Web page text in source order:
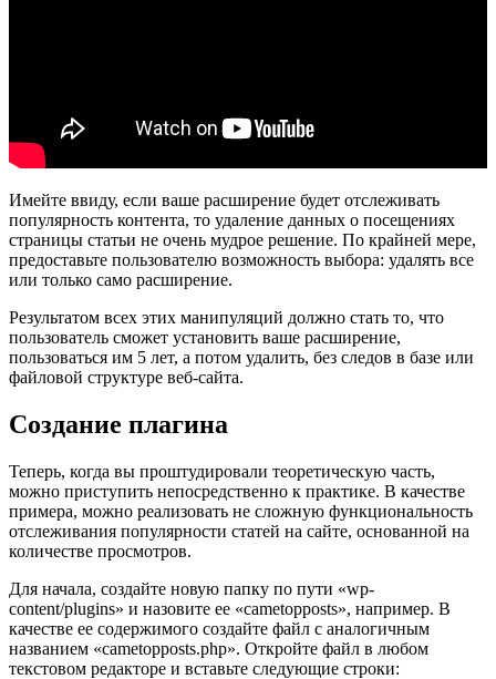
Имейте ввиду, если ваше расширение будет отслеживать
популярность контента, то удаление данных о посещениях
страницы статьи не очень мудрое решение. По крайней мере,
предоставьте пользователю возможность выбора: удалять все
или только само расширение.
Результатом всех этих манипуляций должно стать то, что
пользователь сможет установить ваше расширение,
пользоваться им 5 лет, а потом удалить, без следов в базе или
файловой структуре веб-сайта.
Создание плагина
Теперь, когда вы проштудировали теоретическую часть,
можно приступить непосредственно к практике. В качестве
примера, можно реализовать не сложную функциональность
отслеживания популярности статей на сайте, основанной на
количестве просмотров.
Для начала, создайте новую папку по пути «wp-
content/plugins» и назовите ее «cametopposts», например. В
качестве ее содержимого создайте файл c аналогичным
названием «cametopposts.php». Откройте файл в любом
текстовом редакторе и вставьте следующие строки: